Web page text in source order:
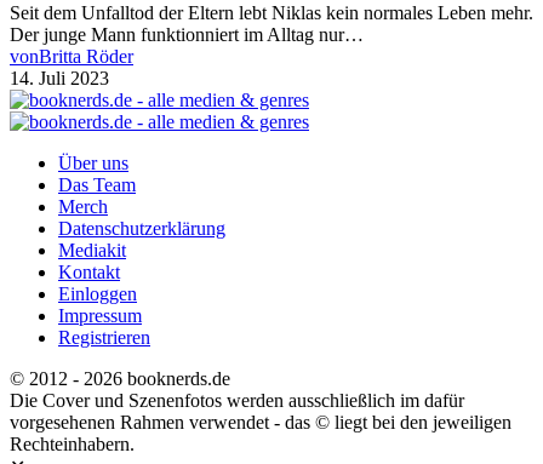
Seit dem Unfalltod der Eltern lebt Niklas kein normales Leben mehr.
Der junge Mann funktionniert im Alltag nur…
vonBritta Röder
14. Juli 2023
Über uns
Das Team
Merch
Datenschutzerklärung
Mediakit
Kontakt
Einloggen
Impressum
Registrieren
© 2012 - 2026 booknerds.de
Die Cover und Szenenfotos werden ausschließlich im dafür
vorgesehenen Rahmen verwendet - das © liegt bei den jeweiligen
Rechteinhabern.